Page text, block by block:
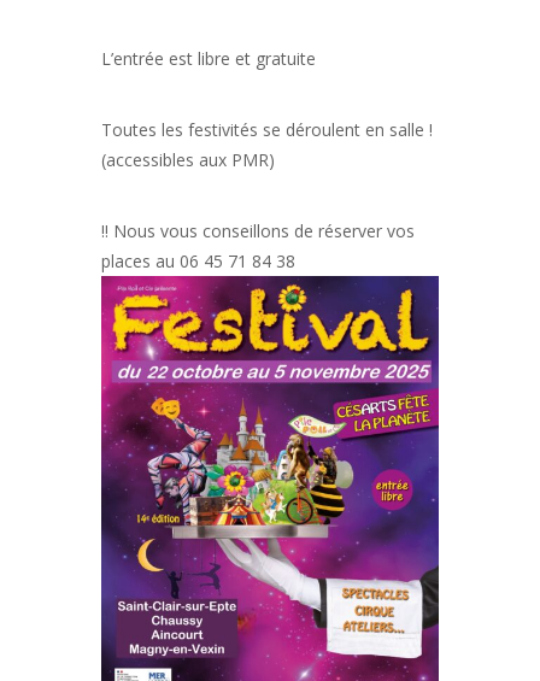
L’entrée est libre et gratuite
Toutes les festivités se déroulent en salle !
(accessibles aux PMR)
‼️ Nous vous conseillons de réserver vos
places au 06 45 71 84 38